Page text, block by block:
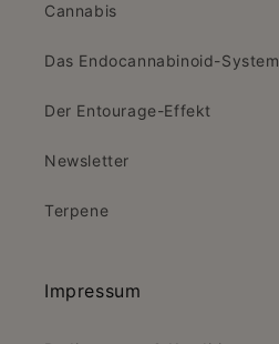
Cannabis
Das Endocannabinoid-System
Der Entourage-Effekt
Newsletter
Terpene
Impressum